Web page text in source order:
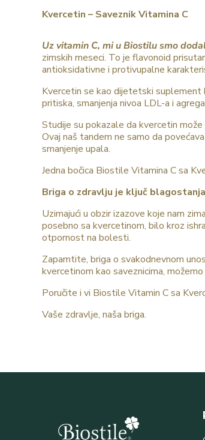
Kvercetin – Saveznik Vitamina C
Uz vitamin C, mi u Biostilu smo
zimskih meseci. To je flavonoid
antioksidativne i protivupalne
Kvercetin se kao dijetetski suplement
pritiska, smanjenja nivoa LDL-a i
Studije su pokazale da kvercetin
Ovaj naš tandem ne samo da
smanjenje upala.
Jedna bočica Biostile Vitamina C sa
Briga o zdravlju je ključ blagostanja
Uzimajući u obzir izazove koje nam
posebno sa kvercetinom, bilo kroz
otpornost na bolesti.
Zapamtite, briga o svakodnevnom
kvercetinom kao saveznicima,
Poručite i vi Biostile Vitamin C sa
Vaše zdravlje, naša briga.